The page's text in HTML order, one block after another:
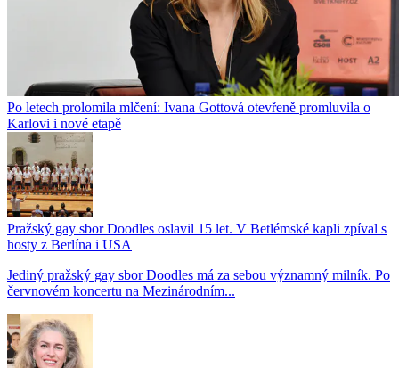
Po letech prolomila mlčení: Ivana Gottová otevřeně promluvila o
Karlovi i nové etapě
Pražský gay sbor Doodles oslavil 15 let. V Betlémské kapli zpíval s
hosty z Berlína i USA
Jediný pražský gay sbor Doodles má za sebou významný milník. Po
červnovém koncertu na Mezinárodním...